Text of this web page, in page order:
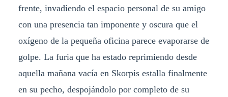
frente, invadiendo el espacio personal de su amigo
con una presencia tan imponente y oscura que el
oxígeno de la pequeña oficina parece evaporarse de
golpe. La furia que ha estado reprimiendo desde
aquella mañana vacía en Skorpis estalla finalmente
en su pecho, despojándolo por completo de su